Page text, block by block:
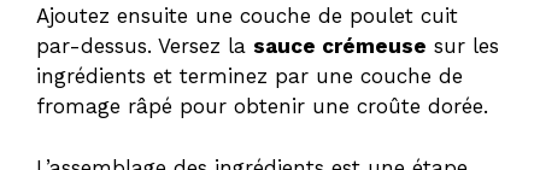
Ajoutez ensuite une couche de poulet cuit
par-dessus. Versez la sauce crémeuse sur les
ingrédients et terminez par une couche de
fromage râpé pour obtenir une croûte dorée.